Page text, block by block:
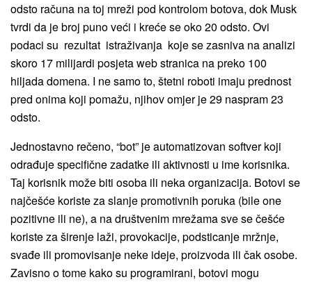
odsto računa na toj mreži pod kontrolom botova, dok Musk
tvrdi da je broj puno veći i kreće se oko 20 odsto. Ovi
podaci su rezultat istraživanja koje se zasniva na analizi
skoro 17 milijardi posjeta web stranica na preko 100
hiljada domena. I ne samo to, štetni roboti imaju prednost
pred onima koji pomažu, njihov omjer je 29 naspram 23
odsto.
Jednostavno rečeno, “bot” je automatizovan softver koji
odrađuje specifične zadatke ili aktivnosti u ime korisnika.
Taj korisnik može biti osoba ili neka organizacija. Botovi se
najčešće koriste za slanje promotivnih poruka (bile one
pozitivne ili ne), a na društvenim mrežama sve se češće
koriste za širenje laži, provokacije, podsticanje mržnje,
svađe ili promovisanje neke ideje, proizvoda ili čak osobe.
Zavisno o tome kako su programirani, botovi mogu